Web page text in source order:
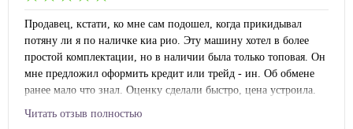
Продавец, кстати, ко мне сам подошел, когда прикидывал
потяну ли я по наличке киа рио. Эту машину хотел в более
простой комплектации, но в наличии была только топовая. Он
мне предложил оформить кредит или трейд - ин. Об обмене
ранее мало что знал. Оценку сделали быстро, цена устроила.
Дальше объяснили, как документально будет оформлена
Читать отзыв полностью